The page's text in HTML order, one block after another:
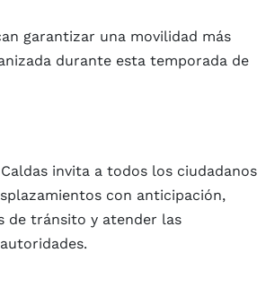
garantizar una movilidad más
durante esta temporada de
invita a todos los ciudadanos
con anticipación,
de tránsito y atender las